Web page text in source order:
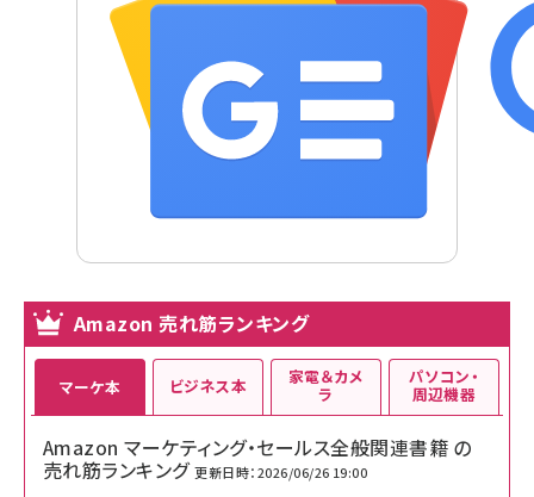
Amazon 売れ筋ランキング
マーケ本
Amazon マーケティング・セールス全般関連書籍 の
売れ筋ランキング 更新日時：2026/06/26 19:00
ビジネス本 家電＆カメ
ラ
パソコン・
周辺機器